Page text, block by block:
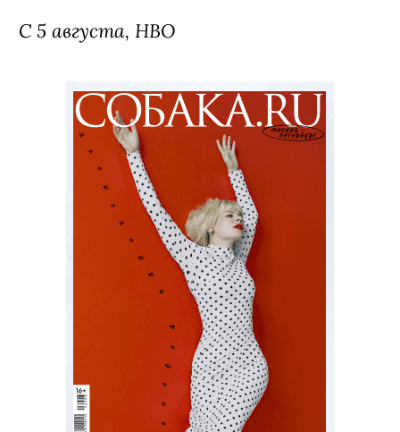
С 5 августа, HBO